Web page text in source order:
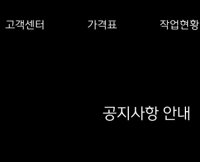
고객센터 가격표 작업현황
공지사항 안내